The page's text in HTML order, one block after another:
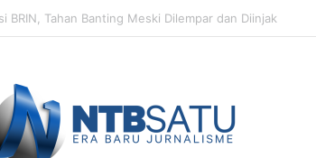
Manajemen Talenta, Pengisian Jabatan Tak Lagi